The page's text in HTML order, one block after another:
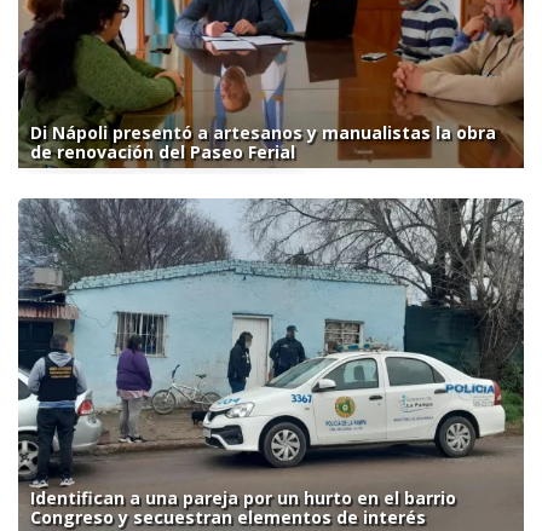
Di Nápoli presentó a artesanos y manualistas la obra
de renovación del Paseo Ferial
Identifican a una pareja por un hurto en el barrio
Congreso y secuestran elementos de interés